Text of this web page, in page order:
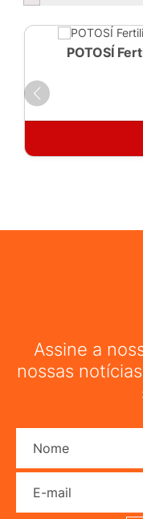
POTOSÍ
Assine a
nossas